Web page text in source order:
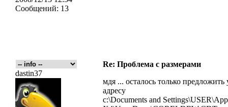
Сообщений: 13
Re: Проблема с размерами
dastin37
мдя ... осталось только
адресу
c:\Documents and